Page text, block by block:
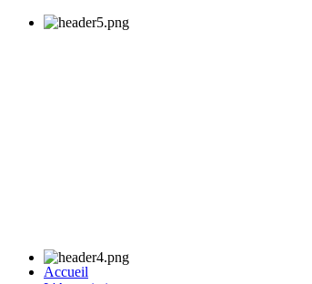
Accueil